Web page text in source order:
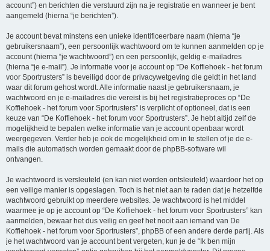
account”) en berichten die verstuurd zijn na je registratie en wanneer je bent
aangemeld (hierna “je berichten”).
Je account bevat minstens een unieke identificeerbare naam (hierna “je
gebruikersnaam”), een persoonlijk wachtwoord om te kunnen aanmelden op je
account (hierna “je wachtwoord”) en een persoonlijk, geldig e-mailadres
(hierna “je e-mail”). Je informatie voor je account op “De Koffiehoek - het forum
voor Sportrusters” is beveiligd door de privacywetgeving die geldt in het land
waar dit forum gehost wordt. Alle informatie naast je gebruikersnaam, je
wachtwoord en je e-mailadres die vereist is bij het registratieproces op “De
Koffiehoek - het forum voor Sportrusters” is verplicht of optioneel, dat is een
keuze van “De Koffiehoek - het forum voor Sportrusters”. Je hebt altijd zelf de
mogelijkheid te bepalen welke informatie van je account openbaar wordt
weergegeven. Verder heb je ook de mogelijkheid om in te stellen of je de e-
mails die automatisch worden gemaakt door de phpBB-software wil
ontvangen.
Je wachtwoord is versleuteld (en kan niet worden ontsleuteld) waardoor het op
een veilige manier is opgeslagen. Toch is het niet aan te raden dat je hetzelfde
wachtwoord gebruikt op meerdere websites. Je wachtwoord is het middel
waarmee je op je account op “De Koffiehoek - het forum voor Sportrusters” kan
aanmelden, bewaar het dus veilig en geef het nooit aan iemand van De
Koffiehoek - het forum voor Sportrusters”, phpBB of een andere derde partij. Als
je het wachtwoord van je account bent vergeten, kun je de “Ik ben mijn